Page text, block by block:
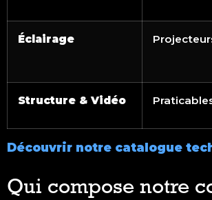
Éclairage
Structure & Vidéo
Découvrir notre catalogue
Qui compose notre